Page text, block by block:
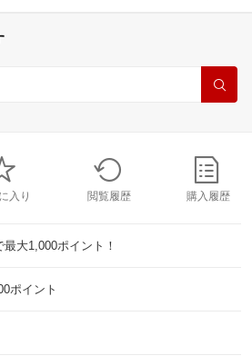
入り 閲覧履歴 購入履歴
大1,000ポイント！
ポイント